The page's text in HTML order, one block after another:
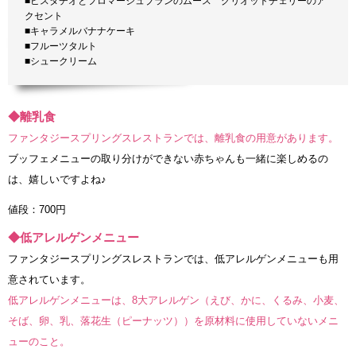
クセント
■キャラメルバナナケーキ
■フルーツタルト
■シュークリーム
◆離乳食
ファンタジースプリングスレストランでは、離乳食の用意があります。
ブッフェメニューの取り分けができない赤ちゃんも一緒に楽しめるの
は、嬉しいですよね♪
値段：700円
◆低アレルゲンメニュー
ファンタジースプリングスレストランでは、低アレルゲンメニューも用
意されています。
低アレルゲンメニューは、8大アレルゲン（えび、かに、くるみ、小麦、
そば、卵、乳、落花生（ピーナッツ））を原材料に使用していないメニ
ューのこと。